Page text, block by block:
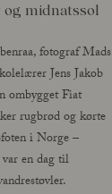
og midnatssol
fotograf Mads
Jens Jakob
ombygget Fiat
rugbrød og kørte
i Norge –
en dag til